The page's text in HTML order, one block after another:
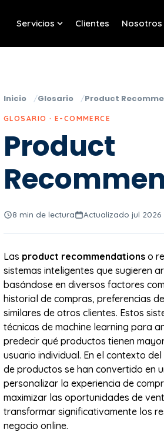
Servicios
Show submenu for
Clientes Nosotros
Inicio Glosario Product
GLOSARIO · E-COMMERCE
Product
8 min de lectura Actualizado jul 2026
Las product recommendations o
sistemas inteligentes que sugieren
basándose en diversos factores
historial de compras, preferencias
similares de otros clientes. Estos
técnicas de machine learning para
predecir qué productos tienen
usuario individual. En el contexto
de productos se han convertido en
personalizar la experiencia de
maximizar las oportunidades de
transformar significativamente los
negocio online.